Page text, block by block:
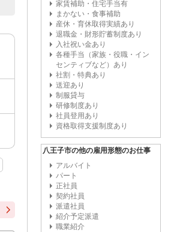
家賃補助・住宅手当有
まかない・食事補助
産休・育休取得実績あり
退職金・財形貯蓄制度あり
入社祝い金あり
各種手当（家族・役職・イン
センティブなど）あり
社割・特典あり
送迎あり
制服貸与
研修制度あり
社員登用あり
資格取得支援制度あり
八王子市の他の雇用形態のお仕事
アルバイト
パート
正社員
契約社員
派遣社員
紹介予定派遣
職業紹介